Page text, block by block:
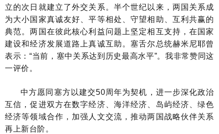
立的次日就建立了外交关系。半个世纪以来，两国关系成
为大小国家真诚友好、平等相处、守望相助、互利共赢的
典范。两国在彼此核心利益问题上坚定相互支持，在国家
建设和经济发展道路上真诚互助。塞舌尔总统赫米尼耶曾
表示：“当前，塞中关系达到历史最高水平”。我非常赞同这
一评价。
中方愿同塞方以建交50周年为契机，进一步深化政治
互信，促进双方在数字经济、海洋经济、岛屿经济、绿色
经济等领域合作，加强人文交流，推动两国战略伙伴关系
再上新台阶。